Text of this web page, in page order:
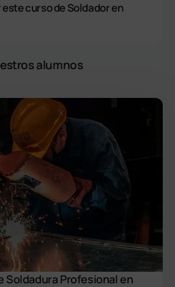
este curso de Soldador en
alumnos
Soldadura Profesional en